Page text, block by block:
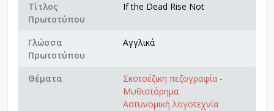
Τίτλος
Πρωτοτύπου
If the Dead Rise Not
Γλώσσα
Πρωτοτύπου
Αγγλικά
Θέματα
Σκοτσέζικη πεζογραφία -
Μυθιστόρημα
Αστυνομική λογοτεχνία